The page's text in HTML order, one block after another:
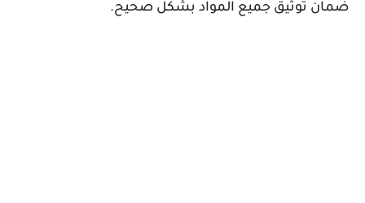
ضمان توثيق جميع المواد بشكل صحيح.